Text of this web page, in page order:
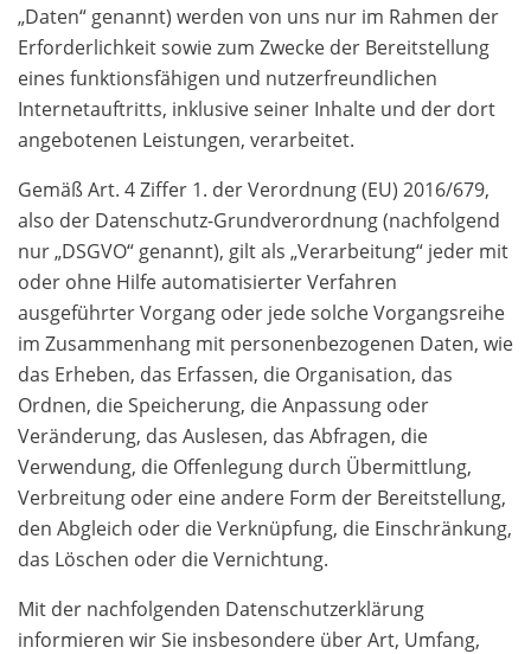
„Daten“ genannt) werden von uns nur im Rahmen der
Erforderlichkeit sowie zum Zwecke der Bereitstellung
eines funktionsfähigen und nutzerfreundlichen
Internetauftritts, inklusive seiner Inhalte und der dort
angebotenen Leistungen, verarbeitet.
Gemäß Art. 4 Ziffer 1. der Verordnung (EU) 2016/679,
also der Datenschutz-Grundverordnung (nachfolgend
nur „DSGVO“ genannt), gilt als „Verarbeitung“ jeder mit
oder ohne Hilfe automatisierter Verfahren
ausgeführter Vorgang oder jede solche Vorgangsreihe
im Zusammenhang mit personenbezogenen Daten, wie
das Erheben, das Erfassen, die Organisation, das
Ordnen, die Speicherung, die Anpassung oder
Veränderung, das Auslesen, das Abfragen, die
Verwendung, die Offenlegung durch Übermittlung,
Verbreitung oder eine andere Form der Bereitstellung,
den Abgleich oder die Verknüpfung, die Einschränkung,
das Löschen oder die Vernichtung.
Mit der nachfolgenden Datenschutzerklärung
informieren wir Sie insbesondere über Art, Umfang,